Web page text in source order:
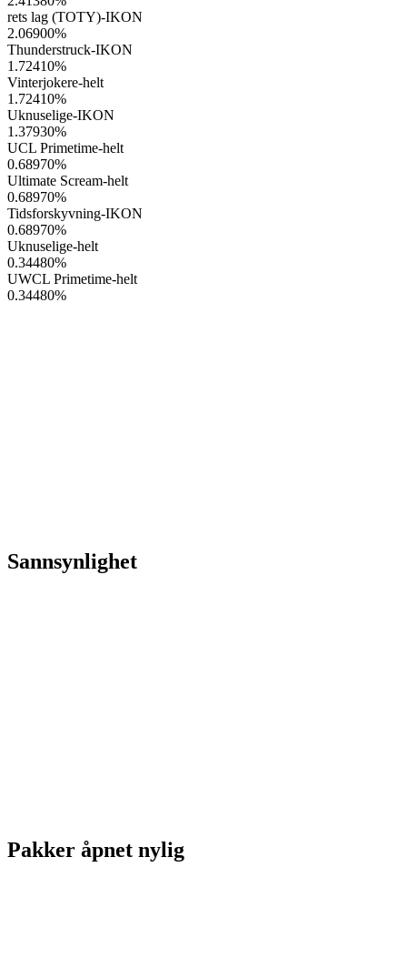
rets lag (TOTY)-IKON
2.06900%
Thunderstruck-IKON
1.72410%
Vinterjokere-helt
1.72410%
Uknuselige-IKON
1.37930%
UCL Primetime-helt
0.68970%
Ultimate Scream-helt
0.68970%
Tidsforskyvning-IKON
0.68970%
Uknuselige-helt
0.34480%
UWCL Primetime-helt
0.34480%
Sannsynlighet
Pakker åpnet nylig